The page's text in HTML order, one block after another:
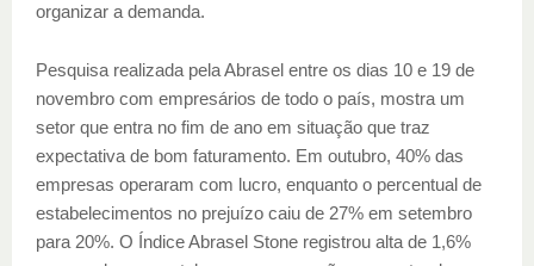
organizar a demanda.
Pesquisa realizada pela Abrasel entre os dias 10 e 19 de
novembro com empresários de todo o país, mostra um
setor que entra no fim de ano em situação que traz
expectativa de bom faturamento. Em outubro, 40% das
empresas operaram com lucro, enquanto o percentual de
estabelecimentos no prejuízo caiu de 27% em setembro
para 20%. O Índice Abrasel Stone registrou alta de 1,6%